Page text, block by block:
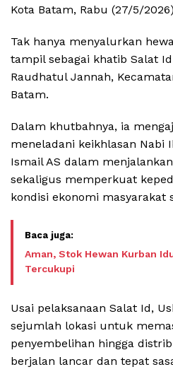
Kota Batam, Rabu (27/5/
Tak hanya menyalurkan
tampil sebagai khatib Salat
Raudhatul Jannah,
Batam.
Dalam khutbahnya, ia
meneladani keikhlasan Nabi
Ismail AS dalam
sekaligus memperkuat
kondisi ekonomi masyarakat
Aman, Stok Hewan Kurban
Tercukupi
Usai pelaksanaan Salat Id,
sejumlah lokasi untuk
penyembelihan hingga
berjalan lancar dan tepat